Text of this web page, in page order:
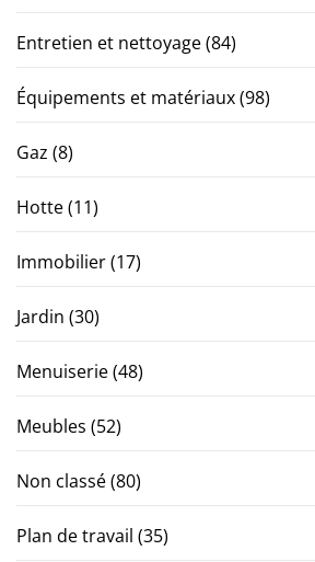
Entretien et nettoyage(84)
Équipements et matériaux(98)
Gaz (8)
Hotte(11)
Immobilier(17)
Jardin (30)
Menuiserie(48)
Meubles (52)
Non classé(80)
Plan de travail (35)